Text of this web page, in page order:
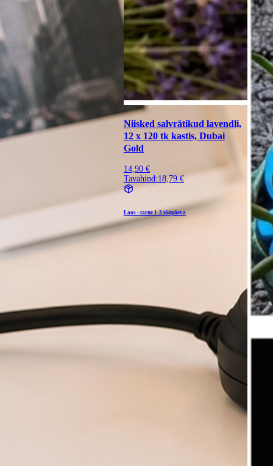
Niisked salvrätikud lavendli,
12 x 120 tk kastis, Dubai
Gold
14,90 €
Tavahind:18,79 €
Laos - tarne1-3 tööpäeva